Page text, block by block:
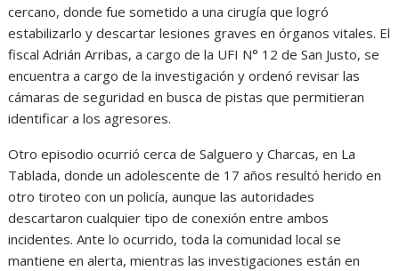
cercano, donde fue sometido a una cirugía que logró
estabilizarlo y descartar lesiones graves en órganos vitales. El
fiscal Adrián Arribas, a cargo de la UFI N° 12 de San Justo, se
encuentra a cargo de la investigación y ordenó revisar las
cámaras de seguridad en busca de pistas que permitieran
identificar a los agresores.
Otro episodio ocurrió cerca de Salguero y Charcas, en La
Tablada, donde un adolescente de 17 años resultó herido en
otro tiroteo con un policía, aunque las autoridades
descartaron cualquier tipo de conexión entre ambos
incidentes. Ante lo ocurrido, toda la comunidad local se
mantiene en alerta, mientras las investigaciones están en